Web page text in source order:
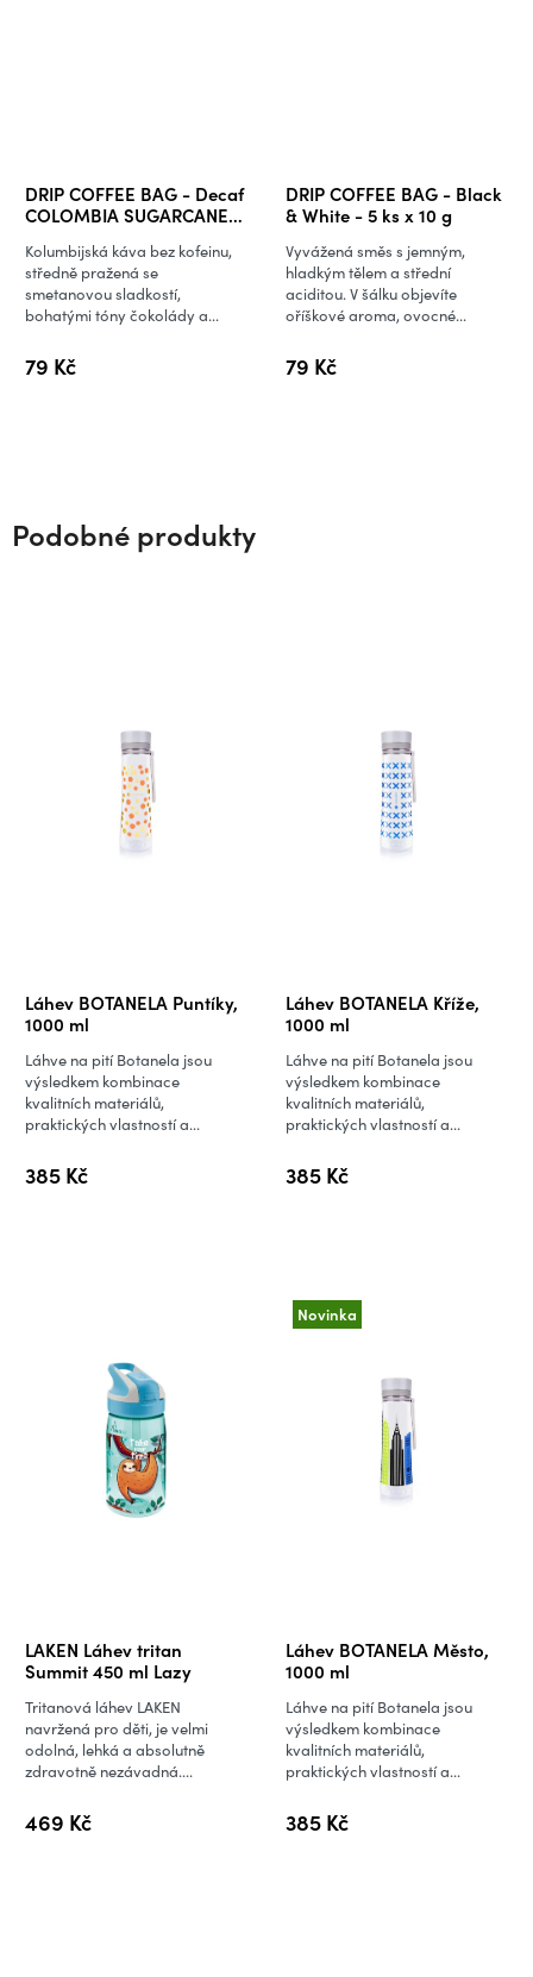
DRIP COFFEE BAG - Decaf
COLOMBIA SUGARCANE-
79 Kč
Kolumbijská káva bez kofeinu,
středně pražená se
smetanovou sladkostí,
bohatými tóny čokolády a...
DRIP COFFEE BAG - Black
& White - 5 ks x 10 g
79 Kč
Vyvážená směs s jemným,
hladkým tělem a střední
aciditou. V šálku objevíte
oříškové aroma, ovocné...
Podobné produkty
Láhev BOTANELA Puntíky,
1000 ml
385 Kč
Láhve na pití Botanela jsou
výsledkem kombinace
kvalitních materiálů,
praktických vlastností a...
Láhev BOTANELA Kříže,
1000 ml
385 Kč
Láhve na pití Botanela jsou
výsledkem kombinace
kvalitních materiálů,
praktických vlastností a...
LAKEN Láhev tritan
Summit 450 ml Lazy
469 Kč
Tritanová láhev LAKEN
navržená pro děti, je velmi
odolná, lehká a absolutně
zdravotně nezávadná....
Novinka
Láhev BOTANELA Město,
1000 ml
385 Kč
Láhve na pití Botanela jsou
výsledkem kombinace
kvalitních materiálů,
praktických vlastností a...